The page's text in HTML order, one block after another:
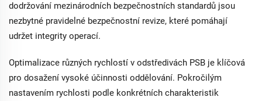
dodržování mezinárodních bezpečnostních standardů jsou
nezbytné pravidelné bezpečnostní revize, které pomáhají
udržet integrity operací.
Optimalizace různých rychlostí v odstředivách PSB je klíčová
pro dosažení vysoké účinnosti oddělování. Pokročilým
nastavením rychlosti podle konkrétních charakteristik